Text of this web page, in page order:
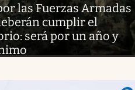
las Fuerzas Armadas
cumplir el
será por un año y